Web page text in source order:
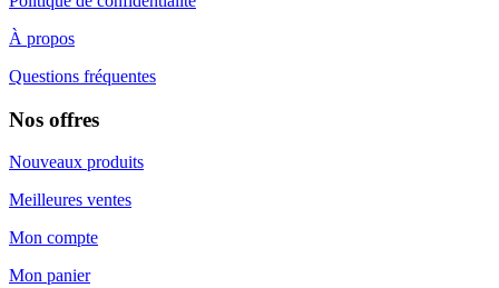
À propos
Questions fréquentes
Nos offres
Nouveaux produits
Meilleures ventes
Mon compte
Mon panier